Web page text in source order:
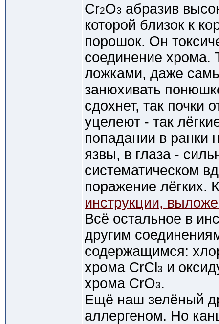
Cr2O3 абразив
которой близок к
порошок. Он
соединение хрома.
ложками, даже
занюхивать
сдохнет, так почки
уцелеют - так
попадании в ранки
язвы, в глаза -
систематическом
поражение лёгких.
инструкции,
Всё остальное в
другим
содержащимся:
хрома CrCl3 и
хрома CrO3.
Ещё наш зелёный
аллергеном. Но